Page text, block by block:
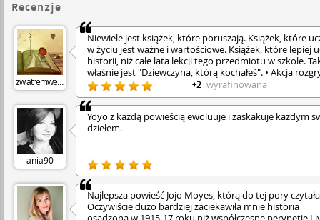
Recenzje
zwiatremwewlosach
Niewiele jest książek, które poruszają. Książek, które
w życiu jest ważne i wartościowe. Książek, które lepiej
historii, niż całe lata lekcji tego przedmiotu w szkole.
właśnie jest "Dziewczyna, którą kochałeś". • Akcja
się dwutorowo. • Z jednej strony poznajemy Liv -
wdowę, która mieszka w nowoczesnym, szklanym
Ma wspomnienia i przeszłość, o której nie może
Ma komornika na karku i obraz, który jest ulubioną
w jej domu. Portret "Dziewczyny, którą kochałeś" to
cały wiek i poznajemy Sophie - kobietę, która znajduje
na portrecie, a którą namalował ukochany mąż. Jest to
historia ukazująca czasy wojny, życie pod okupacją
niemiecką, trudne rozstania i walkę o siebie, bliskich, a
o obcych sobie ludzi. Historię pokazującą czym jest
+2 wyrafinowana
ania90
Yoyo z każdą powieścią ewoluuje i zaskakuje każdym
dziełem.
Najlepsza powieść Jojo Moyes, którą do tej pory
Oczywiście dużo bardziej zaciekawiła mnie historia